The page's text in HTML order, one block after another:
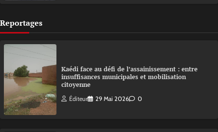
Reportages
Kaédi face au défi de l’assainissement : entre
insuffisances municipales et mobilisation
citoyenne
Éditeur 29 Mai 2026 0